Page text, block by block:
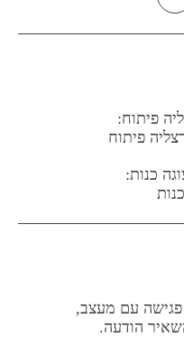
פיתוח:
כנות:
עם מעצב,
הודעה.